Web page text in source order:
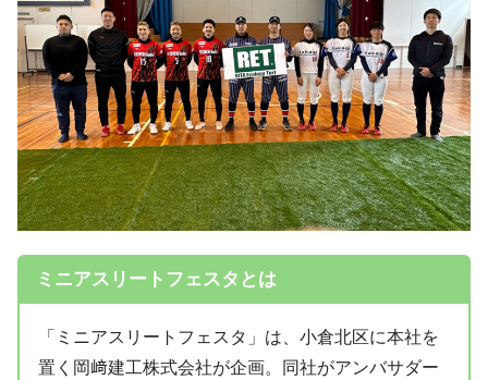
ミニアスリートフェスタとは
「ミニアスリートフェスタ」は、小倉北区に本社を
置く岡﨑建⼯株式会社が企画。同社がアンバサダー